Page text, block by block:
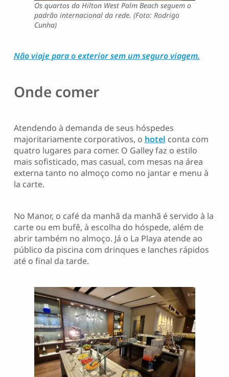
Os quartos do Hilton West Palm Beach seguem o
padrão internacional da rede. (Foto: Rodrigo
Cunha)
Não viaje para o exterior sem um seguro viagem.
Onde comer
Atendendo à demanda de seus hóspedes
majoritariamente corporativos, o hotel conta com
quatro lugares para comer. O Galley faz o estilo
mais sofisticado, mas casual, com mesas na área
externa tanto no almoço como no jantar e menu à
la carte.
No Manor, o café da manhã da manhã é servido à la
carte ou em bufê, à escolha do hóspede, além de
abrir também no almoço. Já o La Playa atende ao
público da piscina com drinques e lanches rápidos
até o final da tarde.